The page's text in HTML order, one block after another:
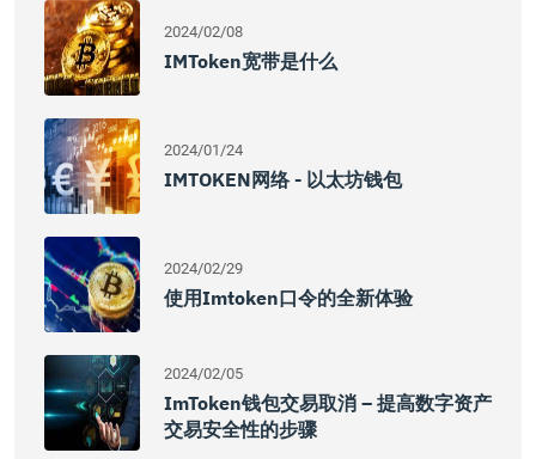
2024/02/08
IMToken宽带是什么
2024/01/24
IMTOKEN网络 - 以太坊钱包
2024/02/29
使用imtoken口令的全新体验
2024/02/05
ImToken钱包交易取消 – 提高数字资产
交易安全性的步骤